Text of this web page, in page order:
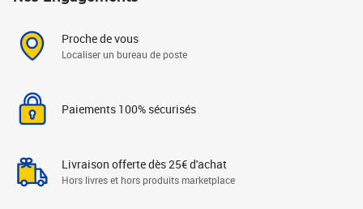
Proche de vous
Localiser un bureau de poste
Paiements 100% sécurisés
Livraison offerte dès 25€ d'achat
Hors livres et hors produits marketplace